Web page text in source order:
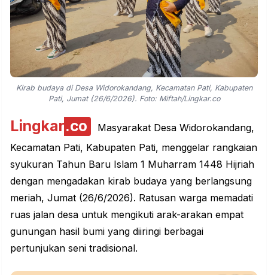
Kirab budaya di Desa Widorokandang, Kecamatan Pati, Kabupaten
Pati, Jumat (26/6/2026). Foto: Miftah/Lingkar.co
Lingkar.co
Masyarakat Desa Widorokandang,
Kecamatan Pati, Kabupaten Pati, menggelar rangkaian
syukuran Tahun Baru Islam 1 Muharram 1448 Hijriah
dengan mengadakan kirab budaya yang berlangsung
meriah, Jumat (26/6/2026). Ratusan warga memadati
ruas jalan desa untuk mengikuti arak-arakan empat
gunungan hasil bumi yang diiringi berbagai
pertunjukan seni tradisional.